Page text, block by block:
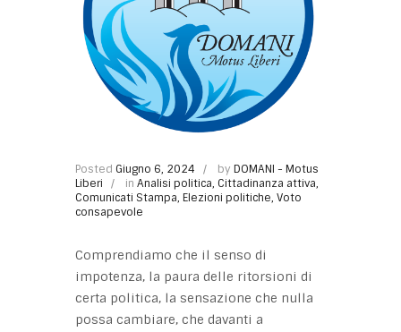
Posted Giugno 6, 2024 by DOMANI - Motus
Liberi
in Analisi politica, Cittadinanza attiva,
Comunicati Stampa, Elezioni politiche, Voto
consapevole
Comprendiamo che il senso di
impotenza, la paura delle ritorsioni di
certa politica, la sensazione che nulla
possa cambiare, che davanti a